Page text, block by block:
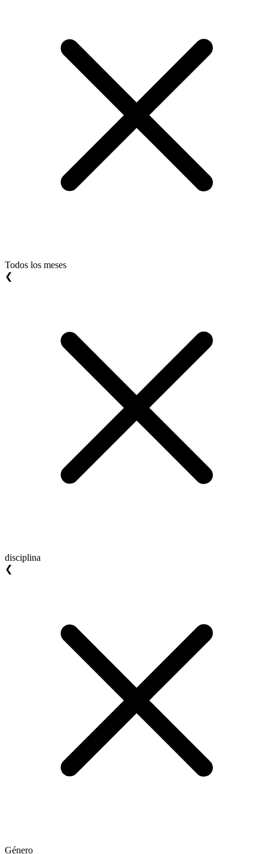
Todos los meses
❮
disciplina
❮
Género